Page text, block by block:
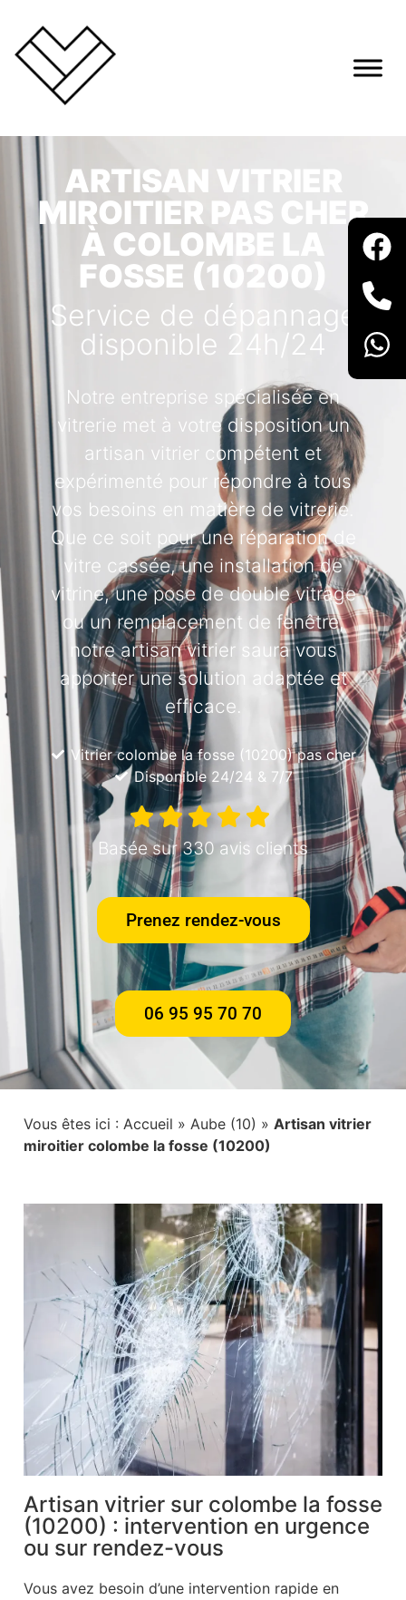
ARTISAN VITRIER
MIROITIER PAS CHER
À COLOMBE LA
FOSSE (10200)
Service de dépannage
disponible 24h/24
Notre entreprise spécialisée en
vitrerie met à votre disposition un
artisan vitrier compétent et
expérimenté pour répondre à tous
vos besoins en matière de vitrerie.
Que ce soit pour une réparation de
vitre cassée, une installation de
vitrine, une pose de double vitrage
ou un remplacement de fenêtre,
notre artisan vitrier saura vous
apporter une solution adaptée et
efficace.
Vitrier colombe la fosse (10200) pas cher
Disponible 24/24 & 7/7
Basée sur 330 avis clients
Prenez rendez-vous
06 95 95 70 70
Vous êtes ici : Accueil » Aube (10) » Artisan vitrier
miroitier colombe la fosse (10200)
Artisan vitrier sur colombe la fosse
(10200) : intervention en urgence
ou sur rendez-vous
Vous avez besoin d’une intervention rapide en